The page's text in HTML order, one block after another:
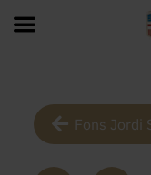
Fons Jordi